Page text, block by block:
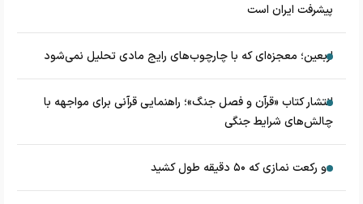
پیشرفت ایران است
اربعین؛ معجزه‌ای که با چارچوب‌های رایج مادی تحلیل نمی‌شود
انتشار کتاب «قرآن و فصل جنگ»؛ راهنمایی قرآنی برای مواجهه با
چالش‌های شرایط جنگی
دو رکعت نمازی که ۵۰ دقیقه طول کشید